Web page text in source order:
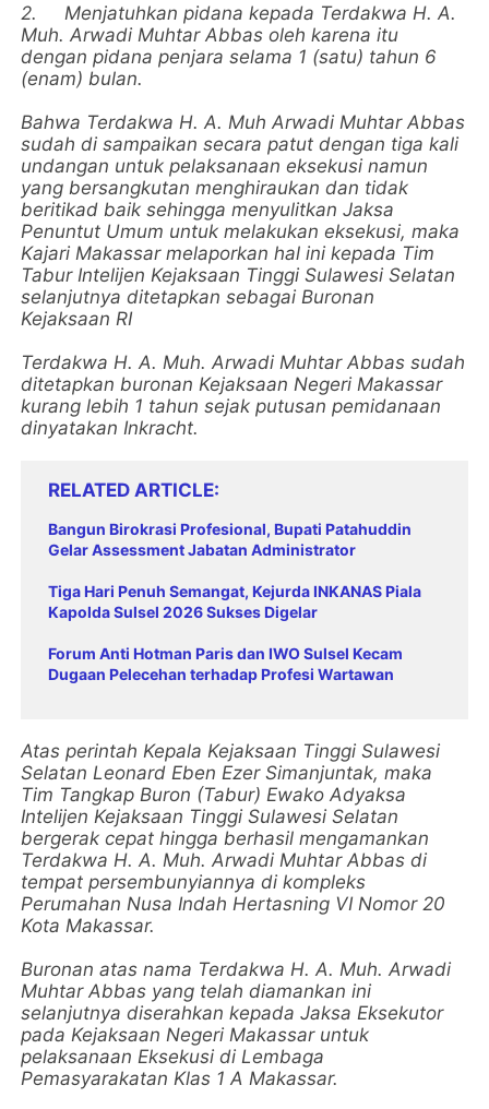
2.
Menjatuhkan pidana kepada Terdakwa H. A.
Muh. Arwadi Muhtar Abbas oleh karena itu
dengan pidana penjara selama 1 (satu) tahun 6
(enam) bulan.
Bahwa Terdakwa H. A. Muh Arwadi Muhtar Abbas
sudah di sampaikan secara patut dengan tiga kali
undangan untuk pelaksanaan eksekusi namun
yang bersangkutan menghiraukan dan tidak
beritikad baik sehingga menyulitkan Jaksa
Penuntut Umum untuk melakukan eksekusi, maka
Kajari Makassar melaporkan hal ini kepada Tim
Tabur Intelijen Kejaksaan Tinggi Sulawesi Selatan
selanjutnya ditetapkan sebagai Buronan
Kejaksaan RI
Terdakwa H. A. Muh. Arwadi Muhtar Abbas sudah
ditetapkan buronan Kejaksaan Negeri Makassar
kurang lebih 1 tahun sejak putusan pemidanaan
dinyatakan Inkracht.
RELATED ARTICLE
Bangun Birokrasi Profesional, Bupati Patahuddin
Gelar Assessment Jabatan Administrator
Tiga Hari Penuh Semangat, Kejurda INKANAS Piala
Kapolda Sulsel 2026 Sukses Digelar
Forum Anti Hotman Paris dan IWO Sulsel Kecam
Dugaan Pelecehan terhadap Profesi Wartawan
Atas perintah Kepala Kejaksaan Tinggi Sulawesi
Selatan Leonard Eben Ezer Simanjuntak, maka
Tim Tangkap Buron (Tabur) Ewako Adyaksa
Intelijen Kejaksaan Tinggi Sulawesi Selatan
bergerak cepat hingga berhasil mengamankan
Terdakwa H. A. Muh. Arwadi Muhtar Abbas di
tempat persembunyiannya di kompleks
Perumahan Nusa Indah Hertasning VI Nomor 20
Kota Makassar.
Buronan atas nama Terdakwa H. A. Muh. Arwadi
Muhtar Abbas yang telah diamankan ini
selanjutnya diserahkan kepada Jaksa Eksekutor
pada Kejaksaan Negeri Makassar untuk
pelaksanaan Eksekusi di Lembaga
Pemasyarakatan Klas 1 A Makassar.